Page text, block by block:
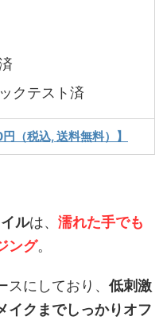
クテスト済
（税込, 送料無料）】
ルは、 濡れた手でも
ング。
にしており、 低刺激
イクまでしっかりオフ